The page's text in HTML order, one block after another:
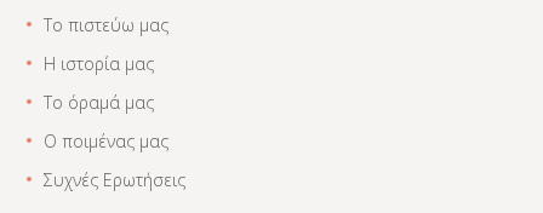
Το πιστεύω μας
Η ιστορία μας
Το όραμά μας
Ο ποιμένας μας
Συχνές Ερωτήσεις